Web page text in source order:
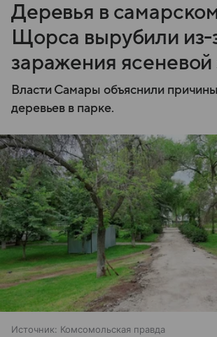
Деревья в
Щорса вырубили из-
заражения ясеневой
Власти Самары объяснили
деревьев в парке.
Источник: Комсомольская правда